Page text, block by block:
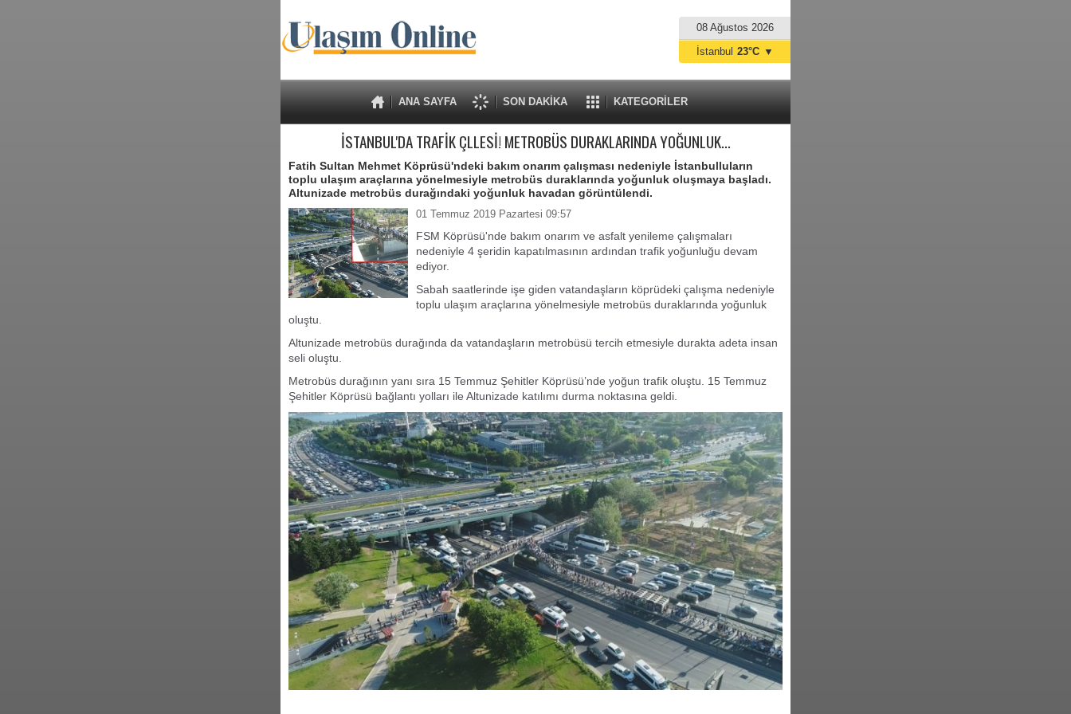
08 Ağustos 2026
ANA SAYFA SON DAKİKA KATEGORİLER
İstanbul 23°C ▼
İSTANBUL'DA TRAFİK ÇLLESİ! METROBÜS DURAKLARINDA YOĞUNLUK...
Fatih Sultan Mehmet Köprüsü'ndeki bakım onarım çalışması nedeniyle İstanbulluların
toplu ulaşım araçlarına yönelmesiyle metrobüs duraklarında yoğunluk oluşmaya başladı.
Altunizade metrobüs durağındaki yoğunluk havadan görüntülendi.
01 Temmuz 2019 Pazartesi 09:57
FSM Köprüsü'nde bakım onarım ve asfalt yenileme çalışmaları
nedeniyle 4 şeridin kapatılmasının ardından trafik yoğunluğu devam
ediyor.
Sabah saatlerinde işe giden vatandaşların köprüdeki çalışma nedeniyle
toplu ulaşım araçlarına yönelmesiyle metrobüs duraklarında yoğunluk
oluştu.
Altunizade metrobüs durağında da vatandaşların metrobüsü tercih etmesiyle durakta adeta insan
seli oluştu.
Metrobüs durağının yanı sıra 15 Temmuz Şehitler Köprüsü’nde yoğun trafik oluştu. 15 Temmuz
Şehitler Köprüsü bağlantı yolları ile Altunizade katılımı durma noktasına geldi.